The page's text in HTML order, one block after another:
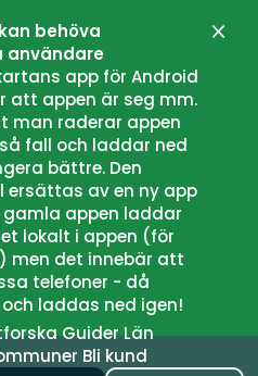
behöva
användare
app för Android
att appen är seg mm.
man raderar appen
fall och laddar ned
bättre. Den
ersättas av en ny app
gamla appen laddar
lokalt i appen (för
men det innebär att
telefoner - då
laddas ned igen!
GuiderLän
Bli kund